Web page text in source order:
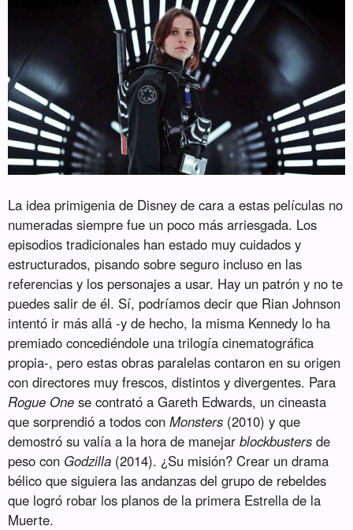
La idea primigenia de Disney de cara a estas películas no
numeradas siempre fue un poco más arriesgada. Los
episodios tradicionales han estado muy cuidados y
estructurados, pisando sobre seguro incluso en las
referencias y los personajes a usar. Hay un patrón y no te
puedes salir de él. Sí, podríamos decir que Rian Johnson
intentó ir más allá -y de hecho, la misma Kennedy lo ha
premiado concediéndole una trilogía cinematográfica
propia-, pero estas obras paralelas contaron en su origen
con directores muy frescos, distintos y divergentes. Para
Rogue One se contrató a Gareth Edwards, un cineasta
que sorprendió a todos conMonsters (2010) y que
demostró su valía a la hora de manejarblockbusters de
peso con Godzilla (2014). ¿Su misión? Crear un drama
bélico que siguiera las andanzas del grupo de rebeldes
que logró robar los planos de la primera Estrella de la
Muerte.